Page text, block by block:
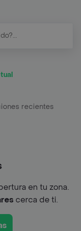
recientes
en tu zona.
cerca de ti.